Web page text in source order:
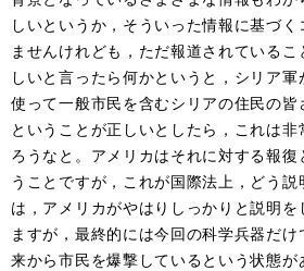
しいというか，そういった情報に基づ
ませんけれども，ただ報道されている
しいと言ったら何かというと，シリア
使って一般市民を含むシリアの住民の
ということが正しいとしたら，これは
ろうなと。アメリカはそれに対する報
うことですが，これが国際法上，どう
は，アメリカがやはりしっかりと説明
ますが，最終的には今回の科学兵器だ
来から市民を爆撃しているという状態